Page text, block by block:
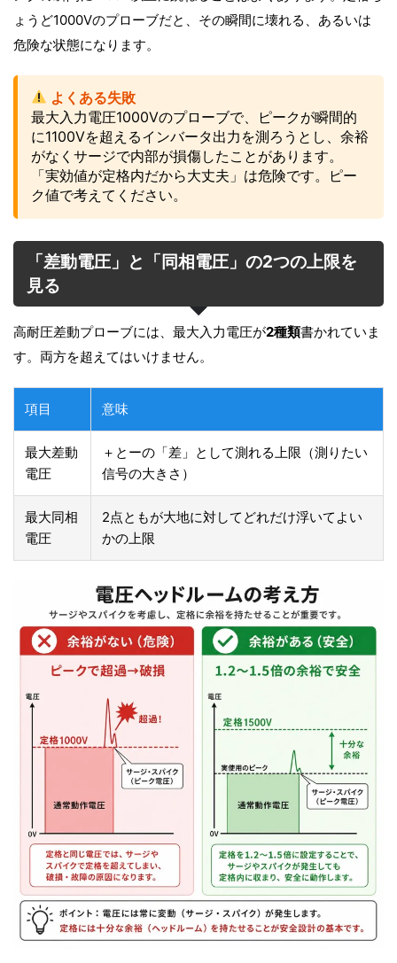
ょうど1000Vのプローブだと、その瞬間に壊れる、あるいは
危険な状態になります。
よくある失敗
最大入力電圧1000Vのプローブで、ピークが瞬間的
に1100Vを超えるインバータ出力を測ろうとし、余裕
がなくサージで内部が損傷したことがあります。
「実効値が定格内だから大丈夫」は危険です。ピー
ク値で考えてください。
「差動電圧」と「同相電圧」の2つの上限を
見る
高耐圧差動プローブには、最大入力電圧が2種類書かれていま
す。両方を超えてはいけません。
項目 意味
最大差動
電圧
＋とーの「差」として測れる上限（測りたい
信号の大きさ）
最大同相
電圧
2点ともが大地に対してどれだけ浮いてよい
かの上限